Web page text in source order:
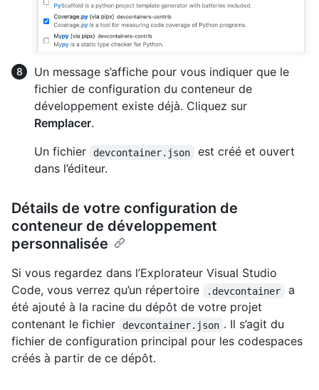
Un message s’affiche pour vous indiquer que le
fichier de configuration du conteneur de
développement existe déjà. Cliquez sur
Remplacer.
Un fichier
devcontainer.json
est créé et ouvert
dans l’éditeur.
Détails de votre configuration de
conteneur de développement
personnalisée
Si vous regardez dans l’Explorateur Visual Studio
Code, vous verrez qu’un répertoire
.devcontainer
a
été ajouté à la racine du dépôt de votre projet
contenant le fichier
devcontainer.json . Il s’agit du
fichier de configuration principal pour les codespaces
créés à partir de ce dépôt.